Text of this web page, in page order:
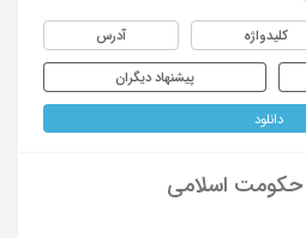
کلیدواژه آدرس
پیشنهاد دیگران
دانلود
حکومت اسلامی